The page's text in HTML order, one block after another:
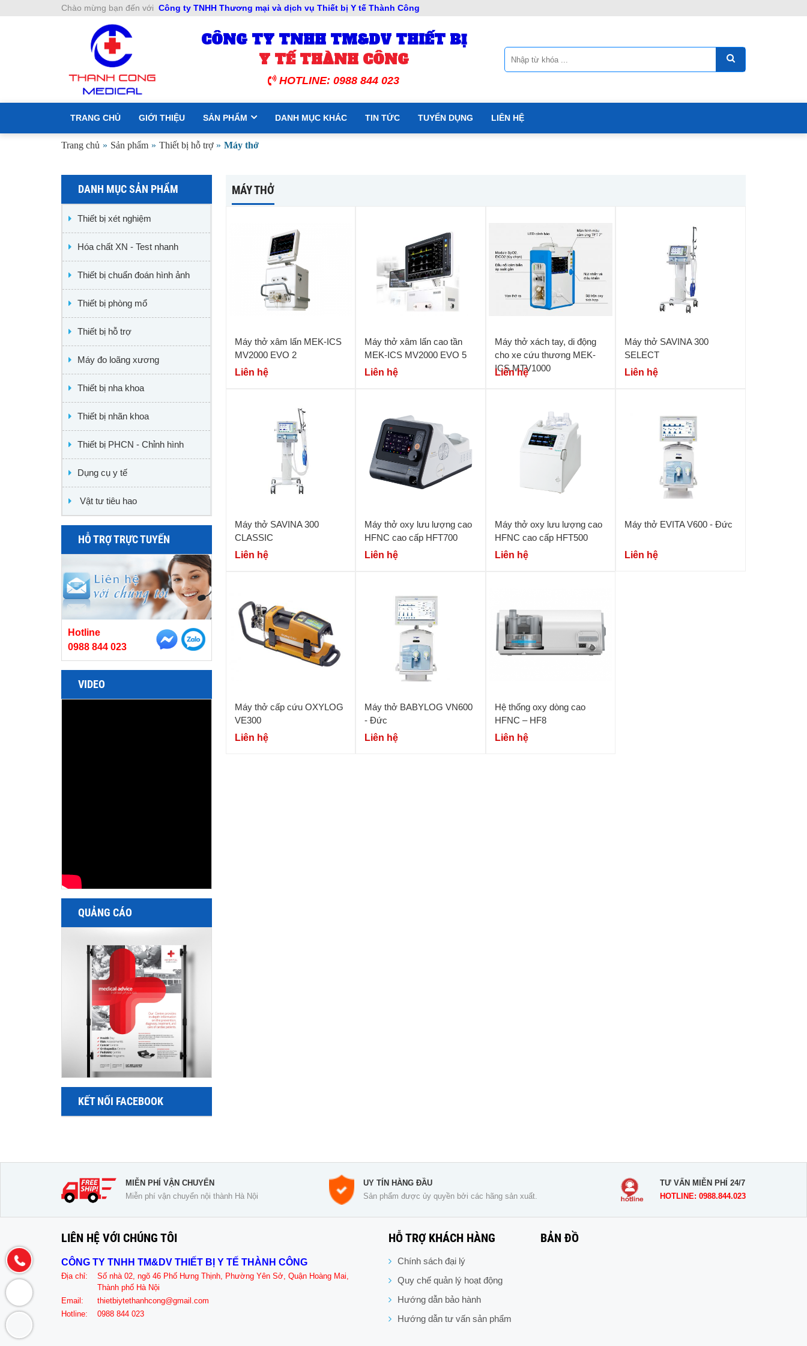
Chào mừng bạn đến với Công ty TNHH Thương mại và dịch vụ Thiết bị Y tế Thành Công
CÔNG TY TNHH TM&DV THIẾT BỊ
Y TẾ THÀNH CÔNG
HOTLINE: 0988 844 023
TRANG CHỦ GIỚI THIỆU SẢN PHẨM DANH MỤC KHÁC TIN TỨC TUYỂN DỤNG LIÊN HỆ
Trang chủ » Sản phẩm » Thiết bị hỗ trợ » Máy thở
DANH MỤC SẢN PHẨM
Thiết bị xét nghiệm
Hóa chất XN - Test nhanh
Thiết bị chuẩn đoán hình ảnh
Thiết bị phòng mổ
Thiết bị hỗ trợ
Máy đo loãng xương
Thiết bị nha khoa
Thiết bị nhãn khoa
Thiết bị PHCN - Chỉnh hình
Dụng cụ y tế
Vật tư tiêu hao
HỖ TRỢ TRỰC TUYẾN
Hotline
0988 844 023
VIDEO
QUẢNG CÁO
KẾT NỐI FACEBOOK
MÁY THỞ
Máy thở xâm lấn MEK-ICS
MV2000 EVO 2
Liên hệ
Máy thở xâm lấn cao tần
MEK-ICS MV2000 EVO 5
Liên hệ
Máy thở xách tay, di động
cho xe cứu thương MEK-
ICS MTV1000
Liên hệ
Máy thở SAVINA 300
SELECT
Liên hệ
Máy thở SAVINA 300
CLASSIC
Liên hệ
Máy thở oxy lưu lượng cao
HFNC cao cấp HFT700
Liên hệ
Máy thở oxy lưu lượng cao
HFNC cao cấp HFT500
Liên hệ
Máy thở EVITA V600 - Đức
Liên hệ
Máy thở cấp cứu OXYLOG
VE300
Liên hệ
Máy thở BABYLOG VN600
- Đức
Liên hệ
Hệ thống oxy dòng cao
HFNC – HF8
Liên hệ
MIỄN PHÍ VẬN CHUYỂN
Miễn phí vận chuyển nội thành Hà Nội
UY TÍN HÀNG ĐẦU
Sản phẩm được ủy quyền bởi các hãng sản xuất.
TƯ VẤN MIỄN PHÍ 24/7
HOTLINE: 0988.844.023
LIÊN HỆ VỚI CHÚNG TÔI
CÔNG TY TNHH TM&DV THIẾT BỊ Y TẾ THÀNH CÔNG
Địa chỉ:
Số nhà 02, ngõ 46 Phố Hưng Thịnh, Phường Yên Sở, Quận Hoàng Mai,
Thành phố Hà Nội
Email:
thietbiytethanhcong@gmail.com
Hotline:
0988 844 023
HỖ TRỢ KHÁCH HÀNG
Chính sách đại lý
Quy chế quản lý hoạt động
Hướng dẫn bảo hành
Hướng dẫn tư vấn sản phẩm
BẢN ĐỒ